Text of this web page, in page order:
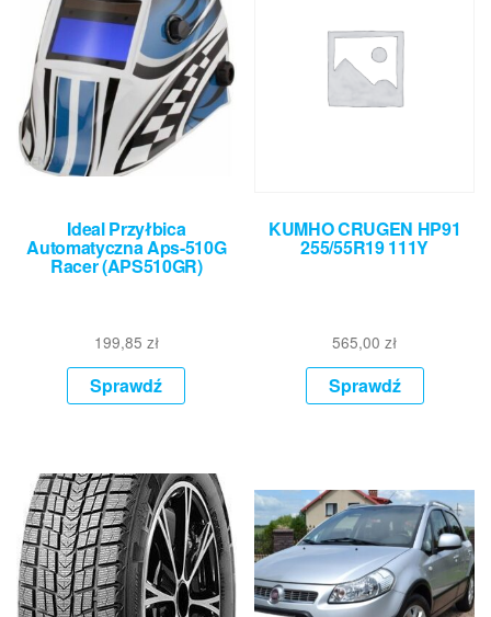
Ideal Przyłbica
Automatyczna Aps-510G
Racer (APS510GR)
199,85 zł
Sprawdź
KUMHO CRUGEN HP91
255/55R19 111Y
565,00zł
Sprawdź